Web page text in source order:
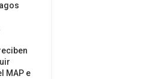
MAP e